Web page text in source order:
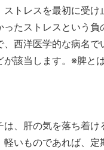
トレスを最初に受
たストレスという
西洋医学的な病名
該当します。※脾と
、肝の気を落ち着
いものであれば、